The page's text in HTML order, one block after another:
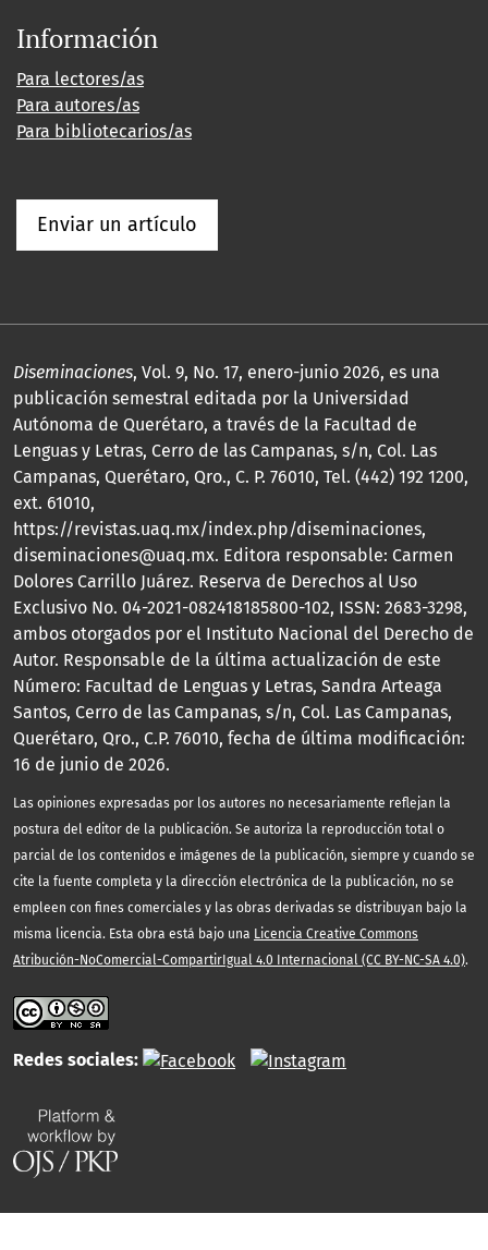
Información
Para lectores/as
Para autores/as
Para bibliotecarios/as
Enviar un artículo
Diseminaciones, Vol. 9, No. 17, enero-junio 2026, es una
publicación semestral editada por la Universidad
Autónoma de Querétaro, a través de la Facultad de
Lenguas y Letras, Cerro de las Campanas, s/n, Col. Las
Campanas, Querétaro, Qro., C. P. 76010, Tel. (442) 192 1200,
ext. 61010,
https://revistas.uaq.mx/index.php/diseminaciones,
diseminaciones@uaq.mx. Editora responsable: Carmen
Dolores Carrillo Juárez. Reserva de Derechos al Uso
Exclusivo No. 04-2021-082418185800-102, ISSN: 2683-3298,
ambos otorgados por el Instituto Nacional del Derecho de
Autor. Responsable de la última actualización de este
Número: Facultad de Lenguas y Letras, Sandra Arteaga
Santos, Cerro de las Campanas, s/n, Col. Las Campanas,
Querétaro, Qro., C.P. 76010, fecha de última modificación:
16 de junio de 2026.
Las opiniones expresadas por los autores no necesariamente reflejan la
postura del editor de la publicación. Se autoriza la reproducción total o
parcial de los contenidos e imágenes de la publicación, siempre y cuando se
cite la fuente completa y la dirección electrónica de la publicación, no se
empleen con fines comerciales y las obras derivadas se distribuyan bajo la
misma licencia. Esta obra está bajo una Licencia Creative Commons
Atribución-NoComercial-CompartirIgual 4.0 Internacional (CC BY-NC-SA 4.0).
Redes sociales: